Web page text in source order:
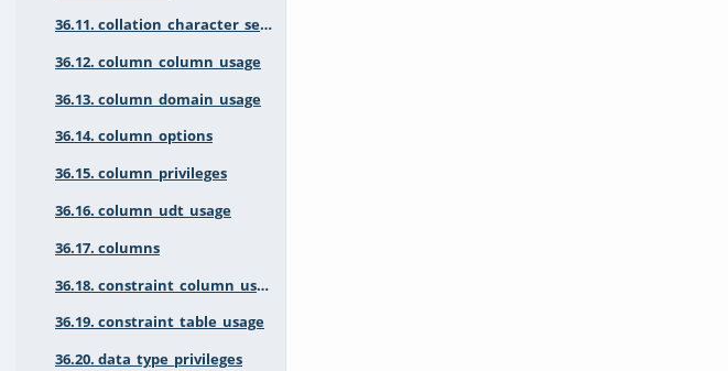
36.11. collation_character_set_applicability
36.12. column_column_usage
36.13. column_domain_usage
36.14. column_options
36.15. column_privileges
36.16. column_udt_usage
36.17. columns
36.18. constraint_column_usage
36.19. constraint_table_usage
36.20. data_type_privileges